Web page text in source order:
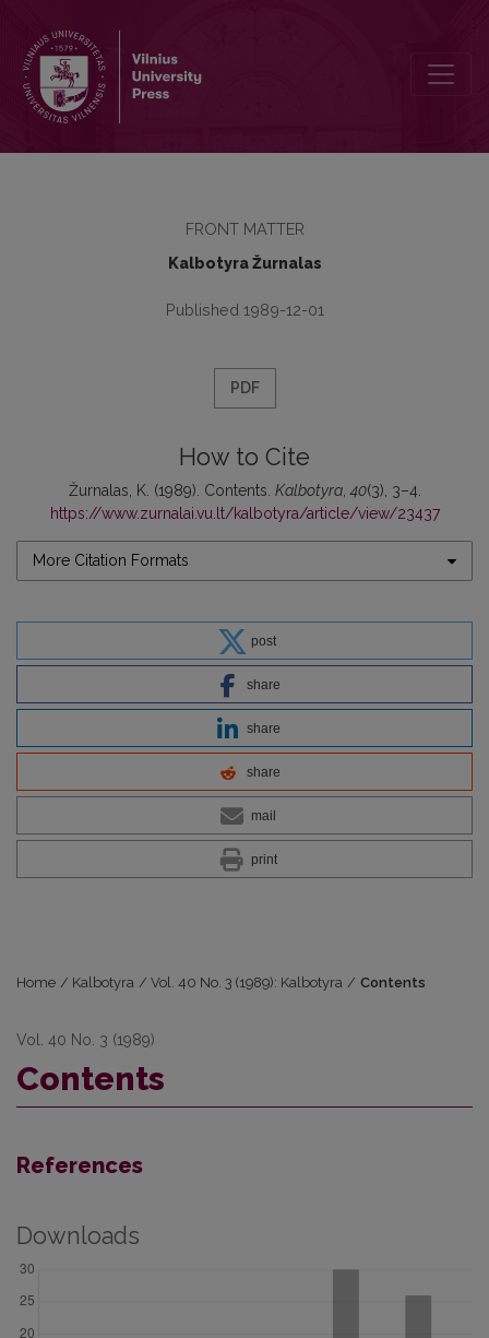
FRONT MATTER
Kalbotyra Žurnalas
Published 1989-12-01
PDF
How to Cite
Žurnalas, K. (1989). Contents. Kalbotyra,40(3), 3–4.
https://www.zurnalai.vu.lt/kalbotyra/article/view/23437
More Citation Formats
post
share
share
share
mail
print
Home / Kalbotyra / Vol. 40 No. 3 (1989): Kalbotyra / Contents
Vol. 40 No. 3 (1989)
Contents
References
Downloads